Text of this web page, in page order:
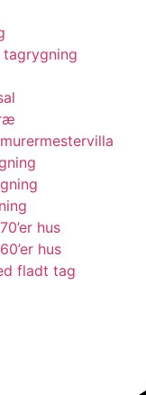
tagrygning
hus
hus
fladt tag